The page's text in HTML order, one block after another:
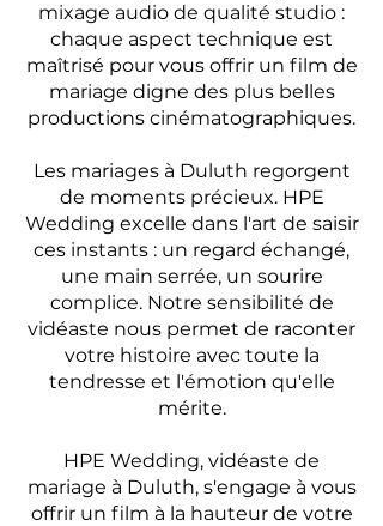
mixage audio de qualité studio :
chaque aspect technique est
maîtrisé pour vous offrir un film de
mariage digne des plus belles
productions cinématographiques.
Les mariages à Duluth regorgent
de moments précieux. HPE
Wedding excelle dans l'art de saisir
ces instants : un regard échangé,
une main serrée, un sourire
complice. Notre sensibilité de
vidéaste nous permet de raconter
votre histoire avec toute la
tendresse et l'émotion qu'elle
mérite.
HPE Wedding, vidéaste de
mariage à Duluth, s'engage à vous
offrir un film à la hauteur de votre